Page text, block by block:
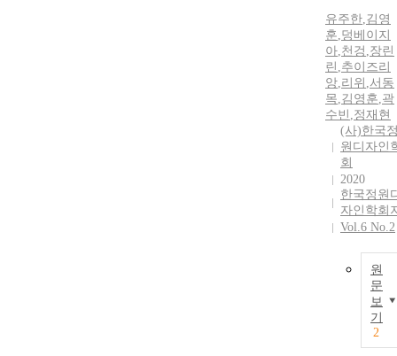
유주한,김영
훈,덩베이지
아,천겅 ,장린
린 ,추이즈리
앙,리위 ,서동
목,김영훈,곽
수빈 ,정재현
(사)한국
원디자인
회
2020
한국정원
자인학회
Vol.6 No.2
원
문
보
기
2